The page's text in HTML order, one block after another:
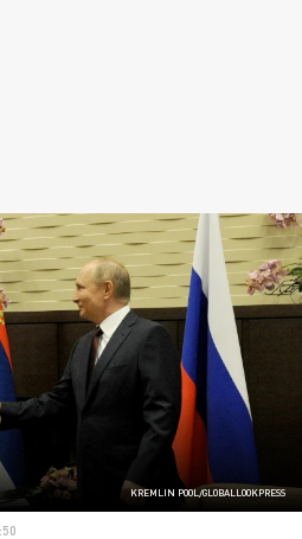
KREMLIN POOL/GLOBALLOOKPRESS